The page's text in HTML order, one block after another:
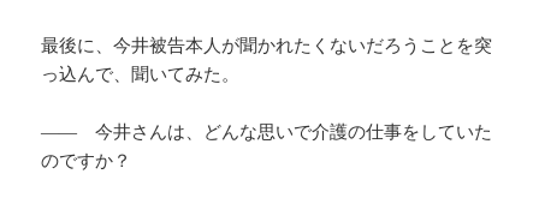
最後に、今井被告本人が聞かれたくないだろうことを突
っ込んで、聞いてみた。
―― 今井さんは、どんな思いで介護の仕事をしていた
のですか？